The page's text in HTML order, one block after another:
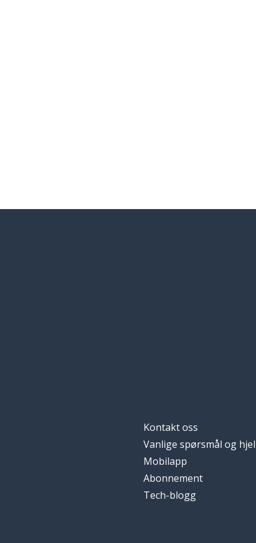
Kontakt oss
Vanlige spørsmål og
Mobilapp
Abonnement
Tech-blogg